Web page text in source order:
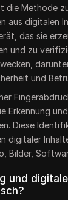
die Methode
aus digitalen
das sie
und zu
und
Erkennung
Diese
digitaler
Bilder,
und